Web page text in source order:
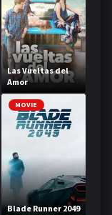
Las Vueltas del
Amor
MOVIE
Blade Runner 2049